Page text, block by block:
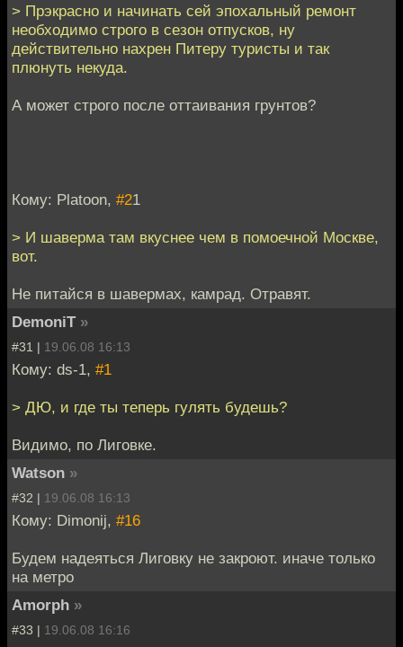
> Прэкрасно и начинать сей эпохальный ремонт
необходимо строго в сезон отпусков, ну
действительно нахрен Питеру туристы и так
плюнуть некуда.
А может строго после оттаивания грунтов?
Кому: Platoon, #21
> И шаверма там вкуснее чем в помоечной Москве,
вот.
Не питайся в шавермах, камрад. Отравят.
DemoniT »
#31 | 19.06.08 16:13
Кому: ds-1, #1
> ДЮ, и где ты теперь гулять будешь?
Видимо, по Лиговке.
Watson »
#32 | 19.06.08 16:13
Кому: Dimonij, #16
Будем надеяться Лиговку не закроют. иначе только
на метро
Amorph »
#33 | 19.06.08 16:16